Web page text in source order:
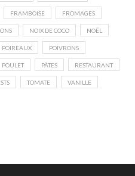
FRAMBOISE FROMAGES
NOIX DE COCO NOËL
POIREAUX POIVRONS
POULET PÂTES RESTAURANT
TOMATE VANILLE